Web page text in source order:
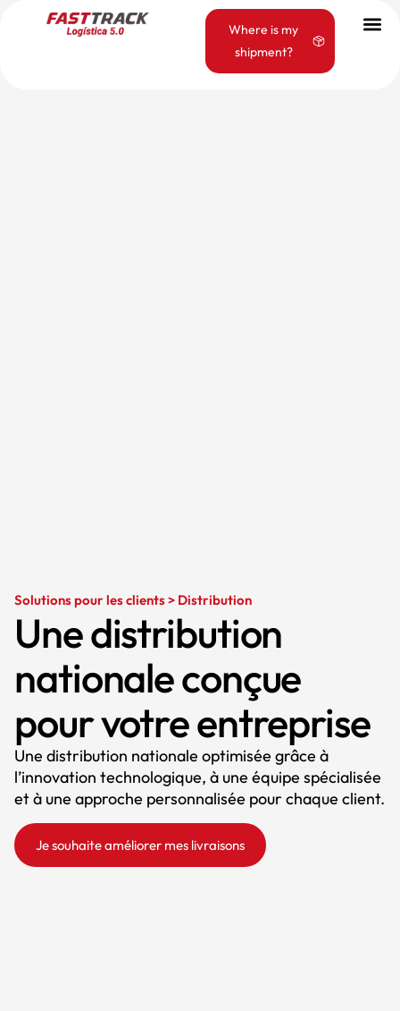
Where is my
shipment?
Solutions pour les clients > Distribution
Une distribution
nationale conçue
pour votre entreprise
Une distribution nationale optimisée grâce à
l’innovation technologique, à une équipe spécialisée
et à une approche personnalisée pour chaque client.
Je souhaite améliorer mes livraisons